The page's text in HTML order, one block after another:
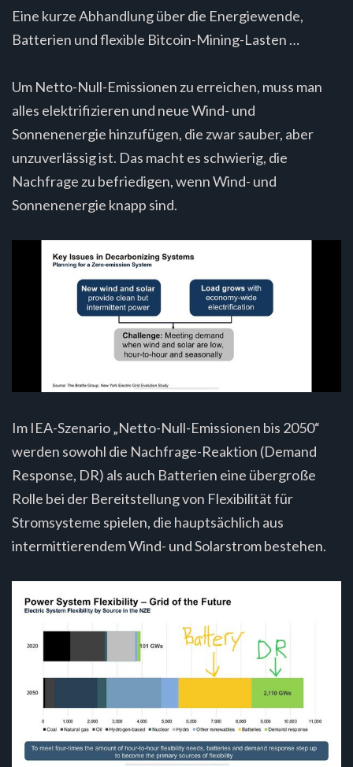
Eine kurze Abhandlung über die Energiewende,
Batterien und flexible Bitcoin-Mining-Lasten …
Um Netto-Null-Emissionen zu erreichen, muss man
alles elektrifizieren und neue Wind- und
Sonnenenergie hinzufügen, die zwar sauber, aber
unzuverlässig ist. Das macht es schwierig, die
Nachfrage zu befriedigen, wenn Wind- und
Sonnenenergie knapp sind.
Im IEA-Szenario „Netto-Null-Emissionen bis 2050“
werden sowohl die Nachfrage-Reaktion (Demand
Response, DR) als auch Batterien eine übergroße
Rolle bei der Bereitstellung von Flexibilität für
Stromsysteme spielen, die hauptsächlich aus
intermittierendem Wind- und Solarstrom bestehen.